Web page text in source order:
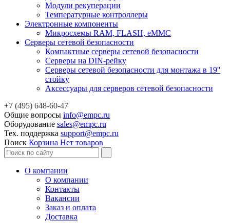
Модули рекуперации
Температурные контроллеры
Электронные компоненты
Микросхемы RAM, FLASH, eMMC
Серверы сетевой безопасности
Компактные серверы сетевой безопасности
Серверы на DIN-рейку
Серверы сетевой безопасности для монтажа в 19''
стойку
Аксессуары для серверов сетевой безопасности
+7 (495) 648-60-47
Общие вопросы info@empc.ru
Оборудование sales@empc.ru
Тех. поддержка support@empc.ru
Поиск Корзина Нет товаров
О компании
О компании
Контакты
Вакансии
Заказ и оплата
Доставка